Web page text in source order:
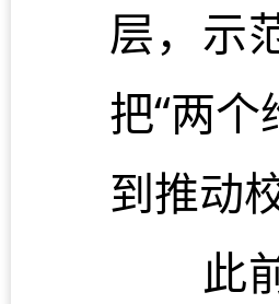
层，示
把“两
到推动
此前